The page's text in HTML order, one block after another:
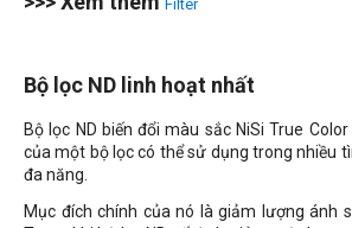
Filter
Bộ lọc ND linh hoạt nhất
Bộ lọc ND biến đổi màu sắc NiSi True
của một bộ lọc có thể sử dụng trong nhiều
đa năng.
Mục đích chính của nó là giảm lượng ánh